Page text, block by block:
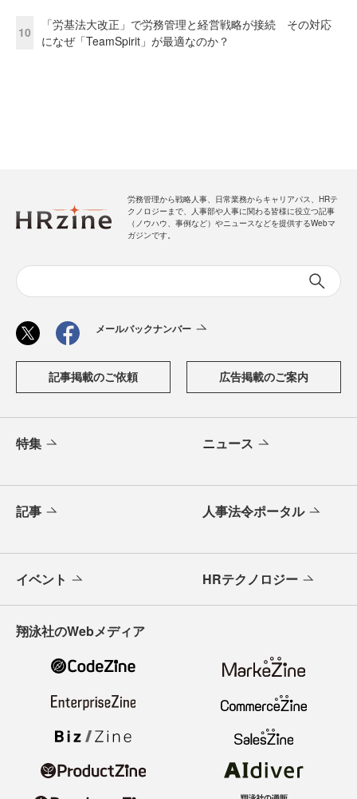
10
「労基法大改正」で労務管理と経営戦略が接続 その対応
になぜ「TeamSpirit」が最適なのか？
労務管理から戦略人事、日常業務からキャリアパス、HRテ
クノロジーまで、人事部や人事に関わる皆様に役立つ記事
（ノウハウ、事例など）やニュースなどを提供するWebマ
ガジンです。
メールバックナンバー
記事掲載のご依頼 広告掲載のご案内
特集 ニュース
記事 人事法令ポータル
イベント HRテクノロジー
翔泳社のWebメディア